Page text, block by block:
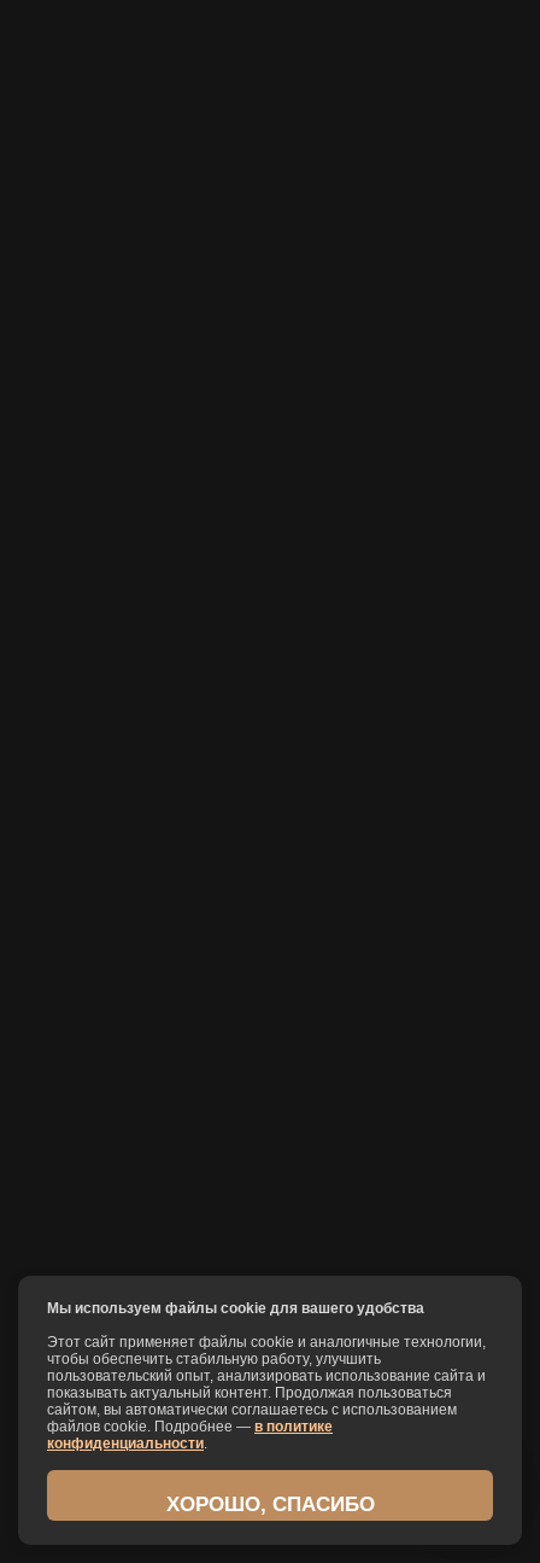
Мы используем файлы cookie для вашего удобства
Этот сайт применяет файлы cookie и аналогичные технологии,
чтобы обеспечить стабильную работу, улучшить
пользовательский опыт, анализировать использование сайта и
показывать актуальный контент. Продолжая пользоваться
сайтом, вы автоматически соглашаетесь с использованием
файлов cookie. Подробнее — в политике
конфиденциальности.
ХОРОШО, СПАСИБО